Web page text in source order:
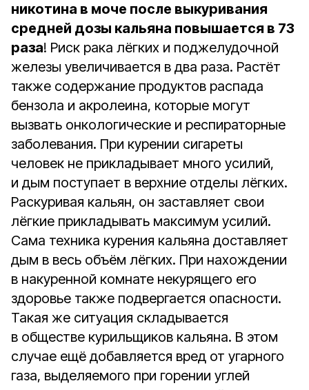
никотина в моче после выкуривания
средней дозы кальяна повышается в 73
раза! Риск рака лёгких и поджелудочной
железы увеличивается в два раза. Растёт
также содержание продуктов распада
бензола и акролеина, которые могут
вызвать онкологические и респираторные
заболевания. При курении сигареты
человек не прикладывает много усилий,
и дым поступает в верхние отделы лёгких.
Раскуривая кальян, он заставляет свои
лёгкие прикладывать максимум усилий.
Сама техника курения кальяна доставляет
дым в весь объём лёгких. При нахождении
в накуренной комнате некурящего его
здоровье также подвергается опасности.
Такая же ситуация складывается
в обществе курильщиков кальяна. В этом
случае ещё добавляется вред от угарного
газа, выделяемого при горении углей